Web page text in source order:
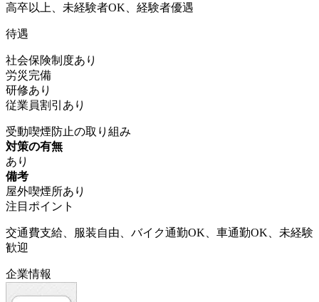
高卒以上、未経験者OK、経験者優遇
待遇
社会保険制度あり
労災完備
研修あり
従業員割引あり
受動喫煙防止の取り組み
対策の有無
あり
備考
屋外喫煙所あり
注目ポイント
交通費支給、服装自由、バイク通勤OK、車通勤OK、未経験
歓迎
企業情報